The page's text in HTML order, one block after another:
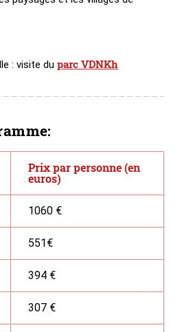
: visite du parc VDNKh
Prix par personne (en
euros)
1060 €
551€
394 €
307 €